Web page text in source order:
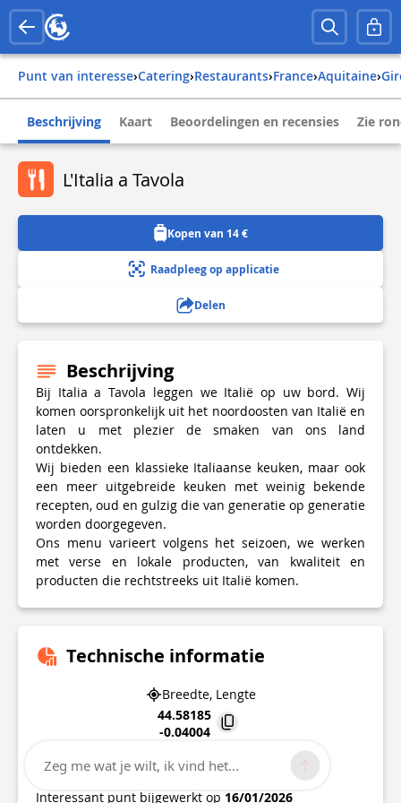
Punt van interesse› Catering› Restaurants› france› aquitaine›
Beschrijving Kaart Beoordelingen en recensies Zie
L'Italia a Tavola
Kopen van 14 €
Raadpleeg op applicatie
Delen
Beschrijving
Bij Italia a Tavola leggen we Italië op uw bord. Wij
komen oorspronkelijk uit het noordoosten van Italië en
laten u met plezier de smaken van ons land
ontdekken.
Wij bieden een klassieke Italiaanse keuken, maar ook
een meer uitgebreide keuken met weinig bekende
recepten, oud en gulzig die van generatie op generatie
worden doorgegeven.
Ons menu varieert volgens het seizoen, we werken
met verse en lokale producten, van kwaliteit en
producten die rechtstreeks uit Italië komen.
Technische informatie
Breedte, Lengte
44.58185
-0.04004
71 Rue Armand Caduc
33190
LA REOLE
Interessant punt bijgewerkt op 16/01/2026
Zeg me wat je wilt, ik vind het...